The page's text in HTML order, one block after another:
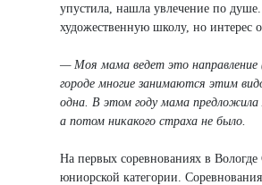
упустила, нашла увлечение по
художественную школу, но интерес
— Моя мама ведет это
городе многие занимаются этим
одна. В этом году мама предложила
а потом никакого страха не было.
На первых соревнованиях в Вологде
юниорской категории.